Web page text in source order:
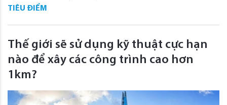
TIÊU ĐIỂM
Thế giới sẽ sử dụng kỹ thuật cực hạn
nào để xây các công trình cao hơn
1km?